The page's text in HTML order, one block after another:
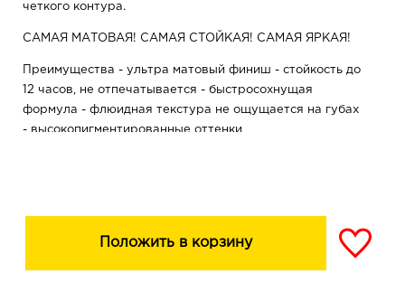
четкого контура.
САМАЯ МАТОВАЯ! САМАЯ СТОЙКАЯ! САМАЯ ЯРКАЯ!
Преимущества - ультра матовый финиш - стойкость до
12 часов, не отпечатывается - быстросохнущая
формула - флюидная текстура не ощущается на губах
- высокопигментированные оттенки
Положить в корзину